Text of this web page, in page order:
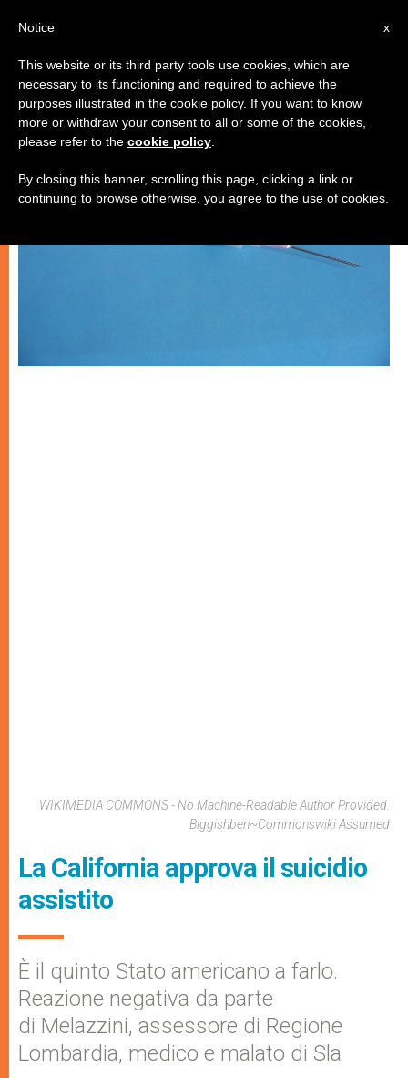
MATRIMONIO E FAMIGLIA
WIKIMEDIA COMMONS - No Machine-Readable Author Provided.
Biggishben~commonswiki Assumed
La California approva il suicidio
assistito
È il quinto Stato americano a farlo.
Reazione negativa da parte
di Melazzini, assessore di Regione
Lombardia, medico e malato di Sla
x
Notice
This website or its third party tools use cookies, which are
necessary to its functioning and required to achieve the
purposes illustrated in the cookie policy. If you want to know
more or withdraw your consent to all or some of the cookies,
please refer to the cookie policy
By closing this banner, scrolling this page, clicking a link or
continuing to browse otherwise, you agree to the use of cookies.